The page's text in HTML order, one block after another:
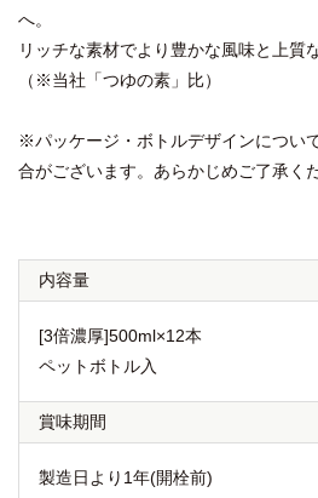
へ。
リッチな素材でより豊かな風味と上質
（※当社「つゆの素」比）
※パッケージ・ボトルデザインについ
合がございます。あらかじめご了承く
内容量
[3倍濃厚]500ml×12本
ペットボトル入
賞味期間
製造日より1年(開栓前)